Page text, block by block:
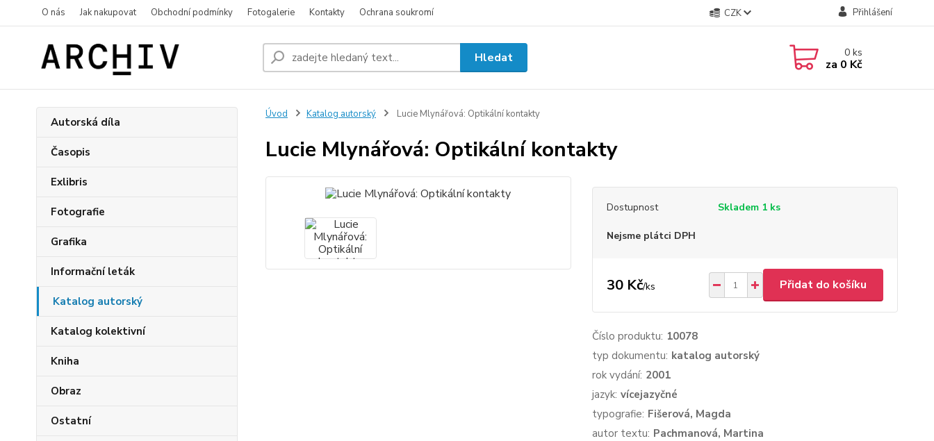
O nás Jak nakupovat Obchodní podmínky Fotogalerie Kontakty Ochrana soukromí CZK Přihlášení
Hledat 0ks
za 0 Kč
Autorská díla
Časopis
Exlibris
Fotografie
Grafika
Informační leták
Katalog autorský
Katalog kolektivní
Kniha
Obraz
Ostatní
Úvod Katalog autorský Lucie Mlynářová: Optikální kontakty
Lucie Mlynářová: Optikální kontakty
Dostupnost Skladem 1 ks
Nejsme plátci DPH
30 Kč/ks Přidat do košíku
Číslo produktu: 10078
typ dokumentu: katalog autorský
rok vydání: 2001
jazyk: vícejazyčné
typografie: Fišerová, Magda
autor textu: Pachmanová, Martina